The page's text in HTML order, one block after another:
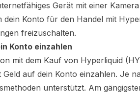
Gerät mit einer
dein Konto für den Handel mit
freizuschalten.
Konto einzahlen
mit dem Kauf von Hyperliquid
auf dein Konto einzahlen. Je
unterstützt. Am